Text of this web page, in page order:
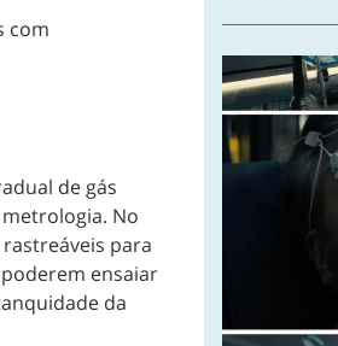
com
de gás
No
para
ensaiar
da